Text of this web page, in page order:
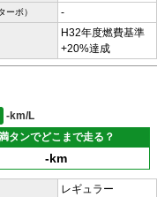
ーボ） -
H32年度燃費基準
+20%達成
-km/L
タンでどこまで走る？
-km
レギュラー